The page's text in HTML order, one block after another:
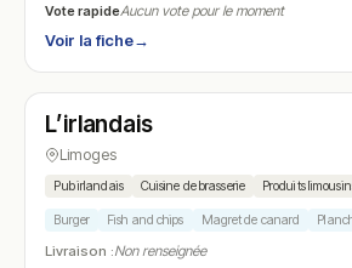
Vote rapideAucun vote pour le moment
Voir la fiche→
N° 19
L’irlandais
Limoges
Pub irlandais Cuisine de brasserie Produits
Burger Fish and chips Magret de canard
Livraison :Non renseignée